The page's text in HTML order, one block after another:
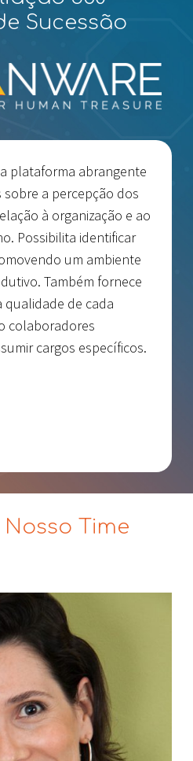
Sucessão
plataforma abrangente
a percepção dos
à organização e ao
Possibilita identificar
um ambiente
Também fornece
de cada
colaboradores
cargos específicos.
Time